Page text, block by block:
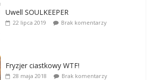
Uwell SOULKEEPER
22 lipca 2019 Brak komentarzy
Fryzjer ciastkowy WTF!
28 maja 2018 Brak komentarzy